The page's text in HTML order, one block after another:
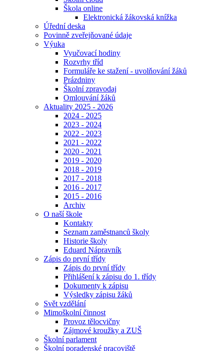
Škola online
Elektronická žákovská knížka
Úřední deska
Povinně zveřejňované údaje
Výuka
Vyučovací hodiny
Rozvrhy tříd
Formuláře ke stažení - uvolňování žáků
Prázdniny
Školní zpravodaj
Omlouvání žáků
Aktuality 2025 - 2026
2024 - 2025
2023 - 2024
2022 - 2023
2021 - 2022
2020 - 2021
2019 - 2020
2018 - 2019
2017 - 2018
2016 - 2017
2015 - 2016
Archiv
O naší škole
Kontakty
Seznam zaměstnanců školy
Historie školy
Eduard Nápravník
Zápis do první třídy
Zápis do první třídy
Přihlášení k zápisu do 1. třídy
Dokumenty k zápisu
Výsledky zápisu žáků
Svět vzdělání
Mimoškolní činnost
Provoz tělocvičny
Zájmové kroužky a ZUŠ
Školní parlament
Školní poradenské pracoviště